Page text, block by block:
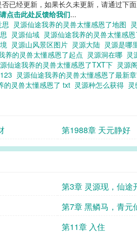
已经更新，如果长久未更新，请通过下
点击此处反馈给我们...
思 灵源仙途我养的灵兽太懂感恩了地图
灵源仙域 灵源仙途我养的灵兽太懂感
灵源山风景区图片 灵源大陆 灵源是哪
养的灵兽太懂感恩了起点 灵源洞在哪 灵
仙途我养的灵兽太懂感恩了TXT下 灵源
灵源仙途我养的灵兽太懂感恩了最新
的灵兽太懂感恩了 txt 灵源种怎么获得
第1988章 天元静好
第3章 灵源现，仙途
第7章 黑鳞马，青元
第11章 入住